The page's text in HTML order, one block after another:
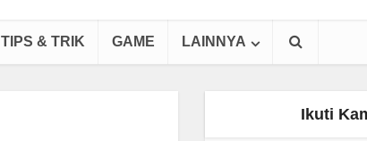
TIPS & TRIK GAME LAINNYA
Ikuti